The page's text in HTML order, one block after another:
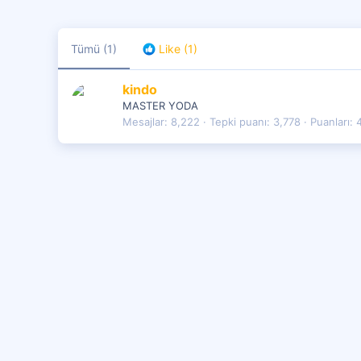
Tümü (1) Like (1)
kindo
MASTER YODA
Mesajlar 8,222 Tepki puanı 3,778 Puanları